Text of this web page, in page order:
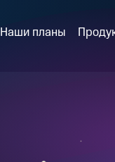
Наши планы